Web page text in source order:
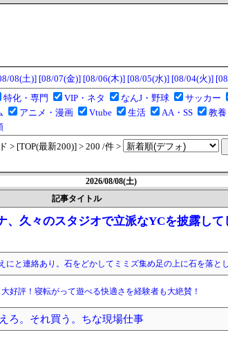
08(土)] [08/07(金)] [08/06(木)] [08/05(水)] [08/04(火)]
特化・専門 VIP・ネタ なんJ・野球 サッカー
アニメ・漫画 Vtube 生活 AA・SS 教養
> [TOP(最新200)] > 200 /件 >
2026/08/08(土)
記事タイトル
、久々のスタジオで立派なYCを披露して
にと連絡あり。石をどかしてミミズ集め足の上に石を落と
大好評！寝転がって遊べる快適さを経験者も大絶賛！
ろ。それ買う。ちな現場仕事